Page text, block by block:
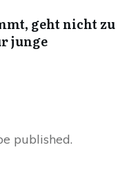
geht nicht zu
junge
published.